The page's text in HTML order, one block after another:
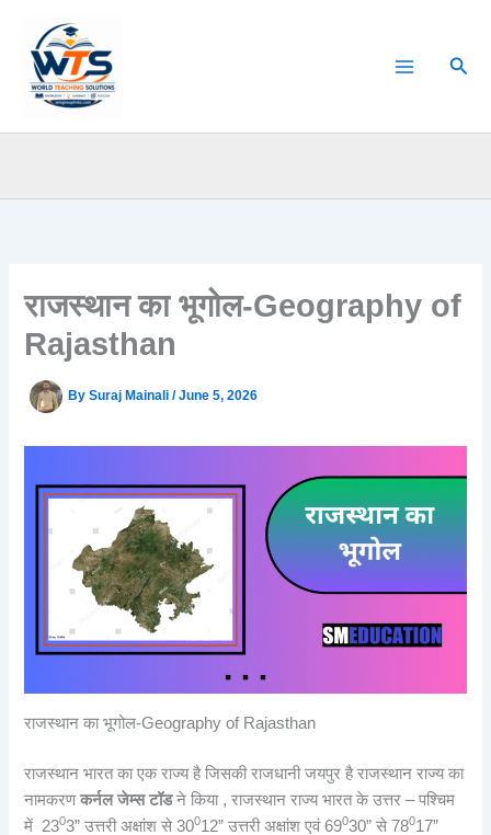
content
राजस्थान का भूगोल-Geography of
Rajasthan
BySuraj Mainali/June 5, 2026
राजस्थान का भूगोल-Geography of Rajasthan
राजस्थान भारत का एक राज्य है जिसकी राजधानी जयपुर है राजस्थान राज्य का
नामकरणकर्नल जेम्स टॉडने किया , राजस्थान राज्य भारत के उत्तर – पश्चिम
में 2303” उत्तरी अक्षांश से 30012” उत्तरी अक्षांश एवं 69030” से 78017”